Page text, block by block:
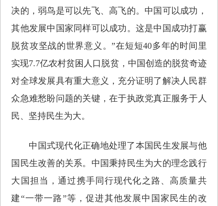
决的，弱鸟是可以先飞、高飞的。中国可以成功，
其他发展中国家同样可以成功。这是中国成功打赢
脱贫攻坚战的世界意义。”在短短40多年的时间里
实现7.7亿农村贫困人口脱贫，中国创造的脱贫奇迹
对全球发展具有重大意义，充分证明了解决人民群
众急难愁盼问题的关键，在于执政党真正服务于人
民、坚持民生为大。
中国式现代化正确地处理了本国民生发展与他
国民生改善的关系。中国秉持民生为大的理念践行
大国担当，通过携手同行现代化之路、高质量共
建“一带一路”等，促进其他发展中国家民生的改